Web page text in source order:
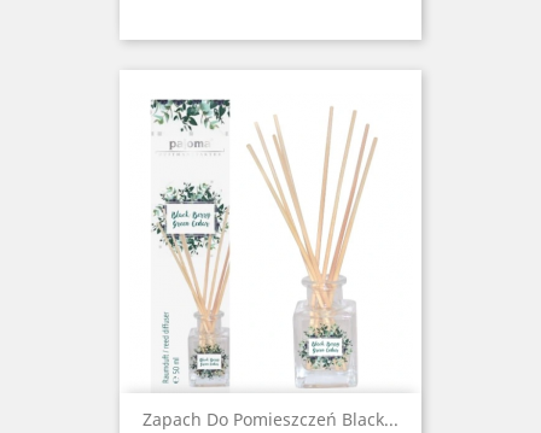
Zapach Do Pomieszczeń Black...